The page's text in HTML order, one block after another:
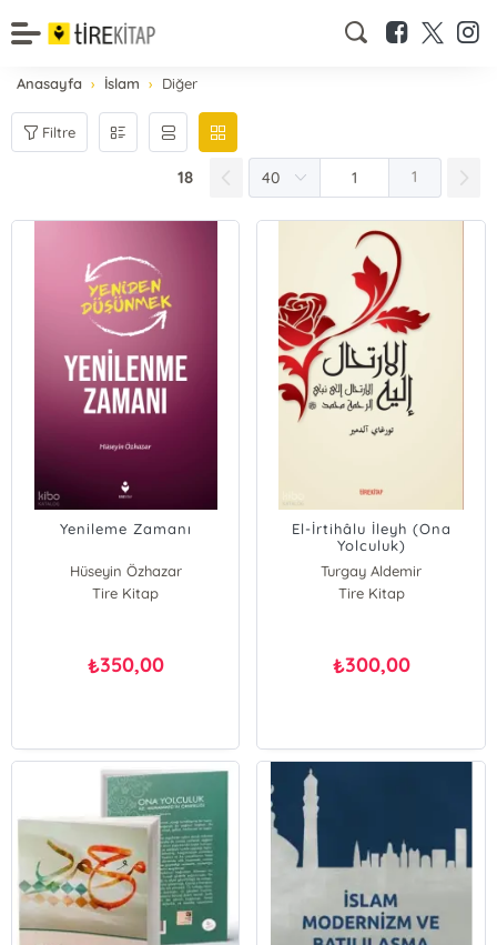
Anasayfa İslam Diğer
Filtre
18 1
Yenileme Zamanı
Hüseyin Özhazar
Tire Kitap
₺350,00
El-İrtihâlu İleyh (Ona
Yolculuk)
Turgay Aldemir
Tire Kitap
₺300,00